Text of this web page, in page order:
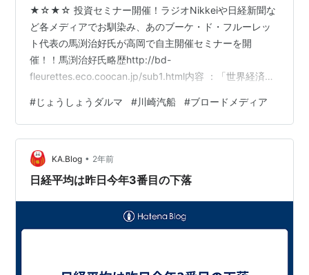
★☆★☆ 投資セミナー開催！ラジオNikkeiや日経新聞な
ど各メディアでお馴染み、あのブーケ・ド・フルーレッ
ト代表の馬渕治好氏が高岡で自主開催セミナーを開
催！！馬渕治好氏略歴http://bd-
fleurettes.eco.coocan.jp/sub1.html内容 ：「世界経済・
要因や投資家動向などの全体観について、最新情報を踏
まえながらわかりやすく解説。なお質疑応答を含め、個
別銘柄の株価判断はありません）日時 ：９月２１日
（土） １３：３０～場所 ：富山県高岡市 JR高岡駅前 ウ
イング・ウイング高岡参加費：５０００円事前お申込制
#じょうしょうダルマ #川崎汽船 #ブロードメディア
KA.Blog • 2年前
日経平均は昨日今年3番目の下落